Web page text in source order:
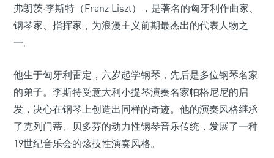
弗朗茨·李斯特（Franz Liszt），是著名的匈牙利作曲家、
钢琴家、指挥家，为浪漫主义前期最杰出的代表人物之
一。
他生于匈牙利雷定，六岁起学钢琴，先后是多位钢琴名家
的弟子。李斯特受意大利小提琴演奏名家帕格尼尼的启
发，决心在钢琴上创造出同样的奇迹。他的演奏风格继承
了克列门蒂、贝多芬的动力性钢琴音乐传统，发展了一种
19世纪音乐会的炫技性演奏风格。